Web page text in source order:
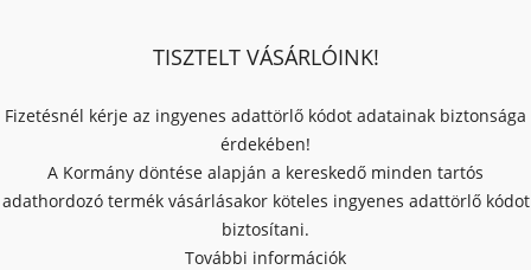
TISZTELT VÁSÁRLÓINK!
Fizetésnél kérje az ingyenes adattörlő kódot adatainak biztonsága
érdekében!
A Kormány döntése alapján a kereskedő minden tartós
adathordozó termék vásárlásakor köteles ingyenes adattörlő kódot
biztosítani.
További információk